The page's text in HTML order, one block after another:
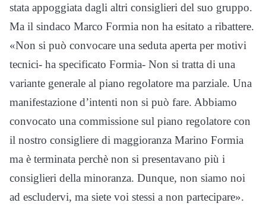
stata appoggiata dagli altri consiglieri del suo gruppo.
Ma il sindaco Marco Formia non ha esitato a ribattere.
«Non si può convocare una seduta aperta per motivi
tecnici- ha specificato Formia- Non si tratta di una
variante generale al piano regolatore ma parziale. Una
manifestazione d’intenti non si può fare. Abbiamo
convocato una commissione sul piano regolatore con
il nostro consigliere di maggioranza Marino Formia
ma è terminata perchè non si presentavano più i
consiglieri della minoranza. Dunque, non siamo noi
ad escludervi, ma siete voi stessi a non partecipare».